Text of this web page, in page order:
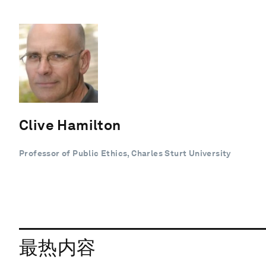
Clive Hamilton
Professor of Public Ethics, Charles Sturt University
最热内容